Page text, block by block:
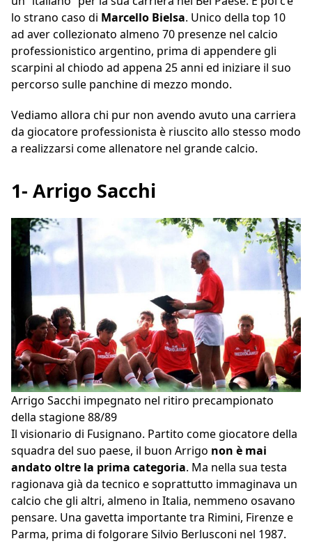
lo strano caso di Marcello Bielsa. Unico della top 10
ad aver collezionato almeno 70 presenze nel calcio
professionistico argentino, prima di appendere gli
scarpini al chiodo ad appena 25 anni ed iniziare il suo
percorso sulle panchine di mezzo mondo.
Vediamo allora chi pur non avendo avuto una carriera
da giocatore professionista è riuscito allo stesso modo
a realizzarsi come allenatore nel grande calcio.
1- Arrigo Sacchi
Arrigo Sacchi impegnato nel ritiro precampionato
della stagione 88/89
Il visionario di Fusignano. Partito come giocatore della
squadra del suo paese, il buon Arrigo non è mai
andato oltre la prima categoria. Ma nella sua testa
ragionava già da tecnico e soprattutto immaginava un
calcio che gli altri, almeno in Italia, nemmeno osavano
pensare. Una gavetta importante tra Rimini, Firenze e
Parma, prima di folgorare Silvio Berlusconi nel 1987.